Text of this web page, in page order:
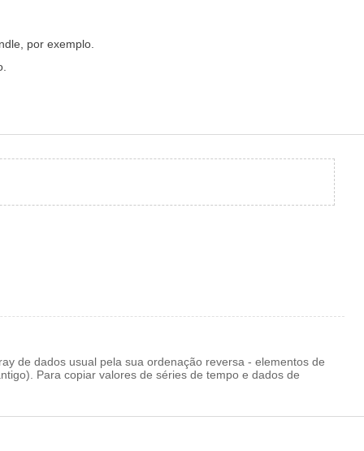
por exemplo.
de dados usual pela sua ordenação reversa - elementos de
Para copiar valores de séries de tempo e dados de